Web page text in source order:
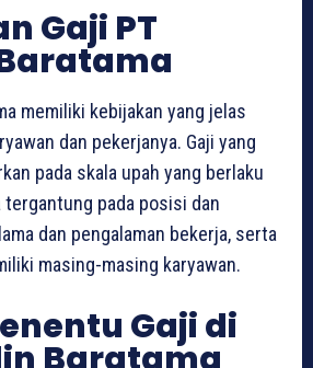
Gaji PT
memiliki kebijakan yang jelas
dan pekerjanya. Gaji yang
pada skala upah yang berlaku
tergantung pada posisi dan
dan pengalaman bekerja, serta
masing-masing karyawan.
Gaji di